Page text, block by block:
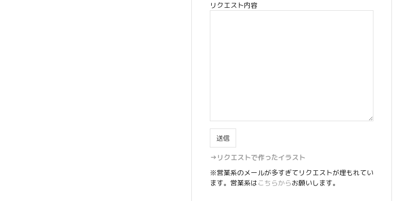
リクエスト内容
→リクエストで作ったイラスト
※営業系のメールが多すぎてリクエストが埋もれてい
ます。営業系はこちらからお願いします。